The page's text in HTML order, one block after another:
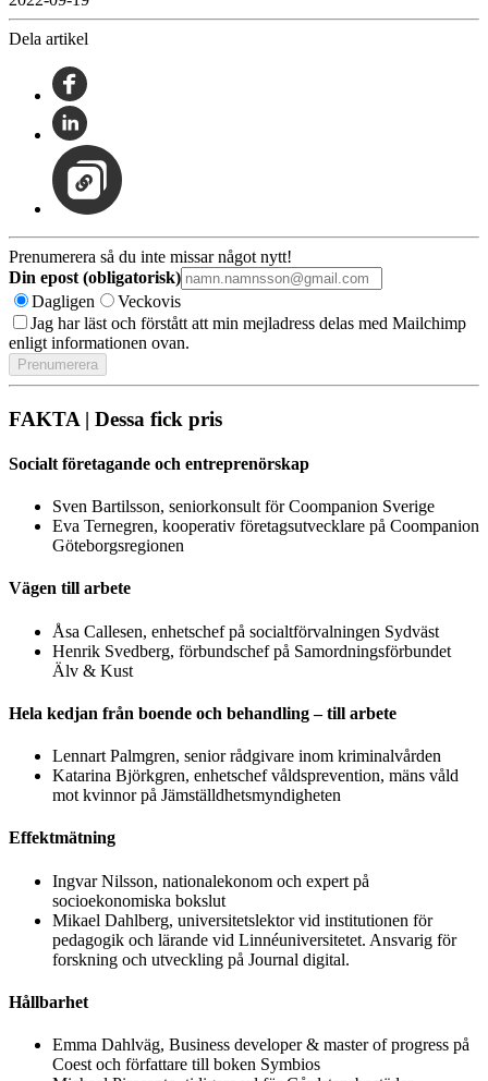
Dela artikel
Prenumerera så du inte missar något nytt!
Din epost (obligatorisk)
Dagligen
Veckovis
Jag har läst och förstått att min mejladress delas med Mailchimp
enligt informationen ovan.
FAKTA | Dessa fick pris
Socialt företagande och entreprenörskap
Sven Bartilsson, seniorkonsult för Coompanion Sverige
Eva Ternegren, kooperativ företagsutvecklare på Coompanion
Göteborgsregionen
Vägen till arbete
Åsa Callesen, enhetschef på socialtförvalningen Sydväst
Henrik Svedberg, förbundschef på Samordningsförbundet
Älv & Kust
Hela kedjan från boende och behandling – till arbete
Lennart Palmgren, senior rådgivare inom kriminalvården
Katarina Björkgren, enhetschef våldsprevention, mäns våld
mot kvinnor på Jämställdhetsmyndigheten
Effektmätning
Ingvar Nilsson, nationalekonom och expert på
socioekonomiska bokslut
Mikael Dahlberg, universitetslektor vid institutionen för
pedagogik och lärande vid Linnéuniversitetet. Ansvarig för
forskning och utveckling på Journal digital.
Hållbarhet
Emma Dahlväg, Business developer & master of progress på
Coest och författare till boken Symbios